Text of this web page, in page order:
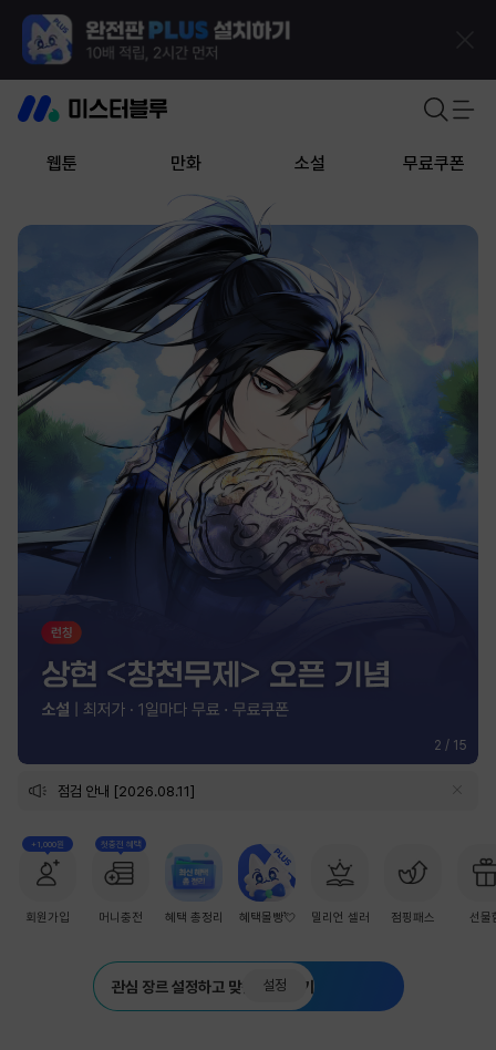
웹툰 만화 소설 무료쿠폰
2 / 15
점검 안내 [2026.08.11]
+1,000원
회원가입
첫충전 혜택
머니충전 혜택 총정리 혜택몰빵💘 밀리언 셀러 점핑패스 선물
관심 장르 설정하고 맞춤 추천 받기
설정